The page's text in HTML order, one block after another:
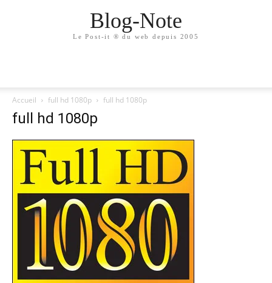
Blog-Note
Le Post-it ® du web depuis 2005
Accueil full hd 1080p full hd 1080p
full hd 1080p